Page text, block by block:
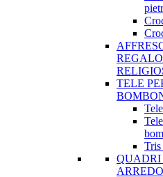
TELE
Tris
QUADRI